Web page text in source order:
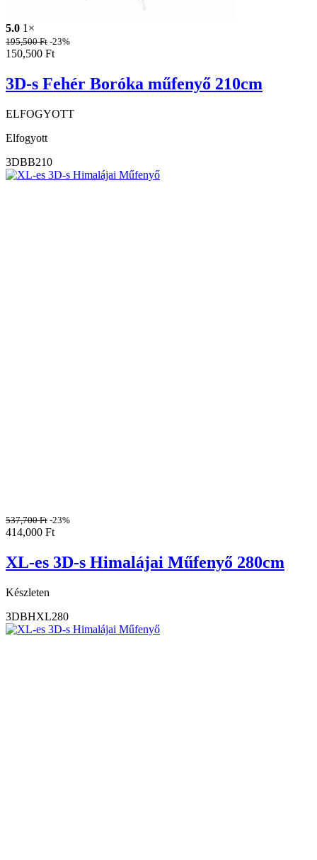
5.0 1×
195,500Ft -23%
150,500 Ft
3D-s Fehér Boróka műfenyő 210cm
ELFOGYOTT
Elfogyott
3DBB210
537,700Ft -23%
414,000 Ft
XL-es 3D-s Himalájai Műfenyő 280cm
Készleten
3DBHXL280